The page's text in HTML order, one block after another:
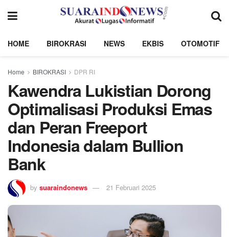
HOME BIROKRASI NEWS EKBIS OTOMOTIF
Home BIROKRASI DPR RI
Kawendra Lukistian Dorong
Optimalisasi Produksi Emas
dan Peran Freeport
Indonesia dalam Bullion
Bank
by suaraindonews 21 Februari 2025